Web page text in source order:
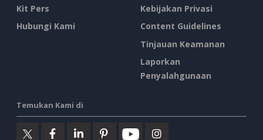
Kit Pers
Hubungi Kami
Kebijakan Privasi
Content Guidelines
Tinjauan Keamanan
Laporkan
Penyalahgunaan
Temukan Kami di